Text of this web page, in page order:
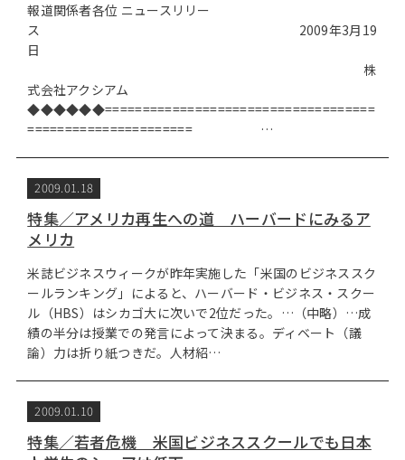
報道関係者各位 ニュースリリー
ス 2009年3月19
日
株
式会社アクシアム
◆◆◆◆◆◆====================================
====================== …
2009.01.18
特集／アメリカ再生への道 ハーバードにみるア
メリカ
米誌ビジネスウィークが昨年実施した「米国のビジネススク
ールランキング」によると、ハーバード・ビジネス・スクー
ル（HBS）はシカゴ大に次いで2位だった。…（中略）…成
績の半分は授業での発言によって決まる。ディベート（議
論）力は折り紙つきだ。人材紹…
2009.01.10
特集／若者危機 米国ビジネススクールでも日本